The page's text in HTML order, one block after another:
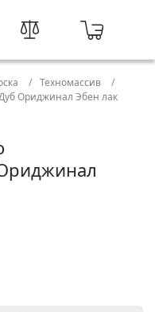
Техномассив
Ориджинал Эбен лак